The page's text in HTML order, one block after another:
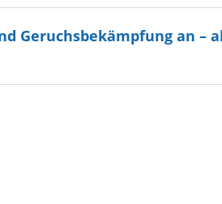
Geruchsbekämpfung an –